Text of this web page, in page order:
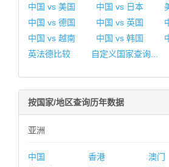
中国 vs 美国 中国 vs 日本
中国 vs 德国
中国 vs 英国
中国 vs 越南
中国 vs 韩国
英法德比较
自定义国家查询...
按国家/地区查询历年数据
亚洲
中国 香港
澳门